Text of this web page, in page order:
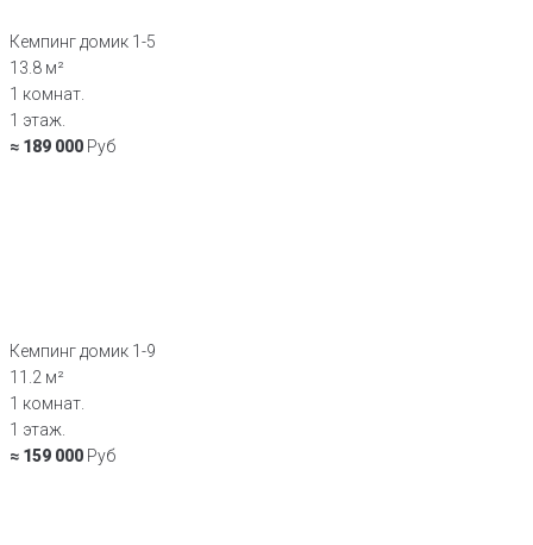
Кемпинг домик 1-5
13.8 м²
1 комнат.
1 этаж.
≈ 189 000 Руб
Кемпинг домик 1-9
11.2 м²
1 комнат.
1 этаж.
≈ 159 000 Руб